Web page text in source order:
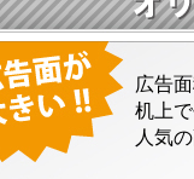
広告
机上
人気